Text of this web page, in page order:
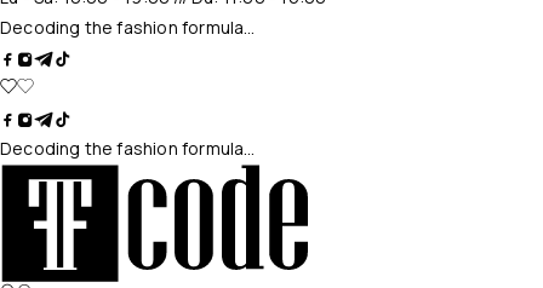
Decoding the fashion formula…
Decoding the fashion formula…